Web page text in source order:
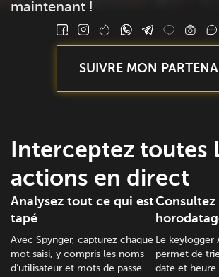
maintenant !
SUIVRE MON
Interceptez toutes
actions en direct
Analysez tout ce qui est
tapé
Avec Spynger, capturez chaque
mot saisi, y compris les noms
d’utilisateur et mots de passe.
Consultez
Le keylogger
permet de
date et heure